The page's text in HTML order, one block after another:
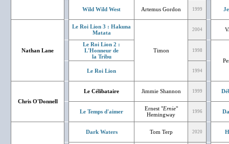
Wild Wild West Artemus Gordon 1999
Nathan Lane
Le Roi Lion 3 : Hakuna
Matata
Timon
2004
Le Roi Lion 2 :
L'Honneur de
la Tribu
1998
Le Roi Lion
1994
Chris O'Donnell
Le Célibataire Jimmie Shannon 1999
Le Temps d'aimer Ernest "Ernie"
Hemingway
1996
Dark Waters Tom Terp 2020